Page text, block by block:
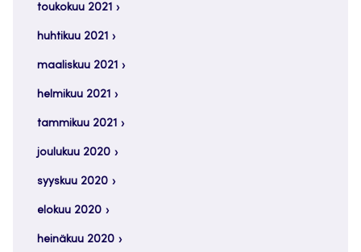
toukokuu 2021
huhtikuu 2021
maaliskuu 2021
helmikuu 2021
tammikuu 2021
joulukuu 2020
syyskuu 2020
elokuu 2020
heinäkuu 2020